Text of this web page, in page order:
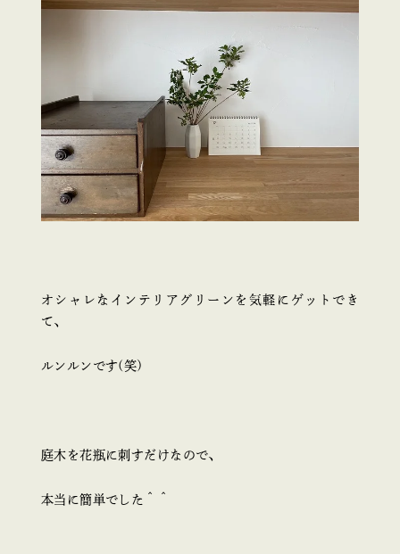
オシャレなインテリアグリーンを気軽にゲットでき
て、
ルンルンです(笑)
庭木を花瓶に刺すだけなので、
本当に簡単でした＾＾